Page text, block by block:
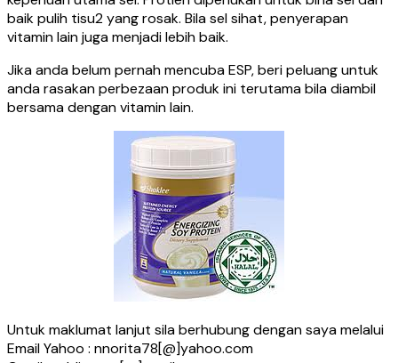
baik pulih tisu2 yang rosak. Bila sel sihat, penyerapan
vitamin lain juga menjadi lebih baik.
Jika anda belum pernah mencuba ESP, beri peluang untuk
anda rasakan perbezaan produk ini terutama bila diambil
bersama dengan vitamin lain.
Untuk maklumat lanjut sila berhubung dengan saya melalui
Email Yahoo : nnorita78[@]yahoo.com